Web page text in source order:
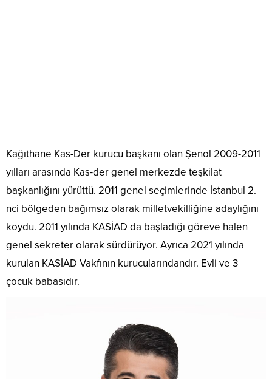
Kağıthane Kas-Der kurucu başkanı olan Şenol 2009-2011
yılları arasında Kas-der genel merkezde teşkilat
başkanlığını yürüttü. 2011 genel seçimlerinde İstanbul 2.
nci bölgeden bağımsız olarak milletvekilliğine adaylığını
koydu. 2011 yılında KASİAD da başladığı göreve halen
genel sekreter olarak sürdürüyor. Ayrıca 2021 yılında
kurulan KASİAD Vakfının kurucularındandır. Evli ve 3
çocuk babasıdır.